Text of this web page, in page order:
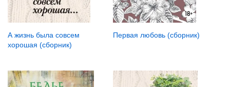
А жизнь была совсем
хорошая (сборник)
Первая любовь (сборник)